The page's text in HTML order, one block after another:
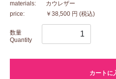
materials:
カウレザー
price:
￥38,500 円 (税込)
数量
Quantity
カートに